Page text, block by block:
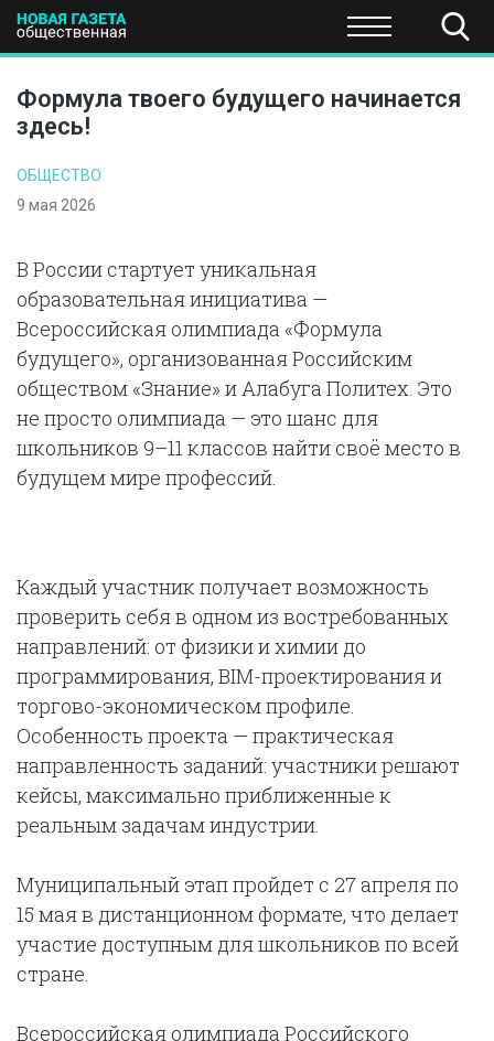
ПОЛИТИКА ЭКОНОМИКА НАУКА И
Формула твоего будущего начинается
здесь!
ОБЩЕСТВО
9 мая 2026
В России стартует уникальная
образовательная инициатива —
Всероссийская олимпиада «Формула
будущего», организованная Российским
обществом «Знание» и Алабуга Политех. Это
не просто олимпиада — это шанс для
школьников 9–11 классов найти своё место в
будущем мире профессий.
Каждый участник получает возможность
проверить себя в одном из востребованных
направлений: от физики и химии до
программирования, BIM-проектирования и
торгово-экономическом профиле.
Особенность проекта — практическая
направленность заданий: участники решают
кейсы, максимально приближенные к
реальным задачам индустрии.
Муниципальный этап пройдет с 27 апреля по
15 мая в дистанционном формате, что делает
участие доступным для школьников по всей
стране.
Всероссийская олимпиада Российского